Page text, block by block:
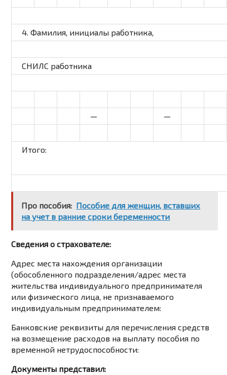
4. Фамилия, инициалы работника,
СНИЛС работника
— —
Итого:
Про пособия: Пособие для женщин, вставших
на учет в ранние сроки беременности
Сведения о страхователе:
Адрес места нахождения организации
(обособленного подразделения/адрес места
жительства индивидуального предпринимателя
или физического лица, не признаваемого
индивидуальным предпринимателем:
Банковские реквизиты для перечисления средств
на возмещение расходов на выплату пособия по
временной нетрудоспособности:
Документы представил: